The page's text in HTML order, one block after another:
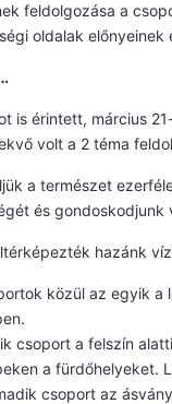
feldolgozása a
oldalak
is érintett, március
volt a 2 téma
a természet
és gondoskodjunk
hazánk
közül az egyik a
csoport a felszín
a fürdőhelyeket.
csoport az